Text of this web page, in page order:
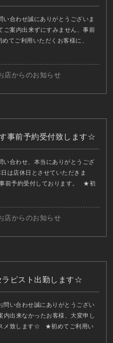
合わせ誠にありがとうございま
案内出来ずにすみません、事前
ご利用いただくお客様に、
店からのお知らせ
事前予約受付致します☆
い合わせ、本当にありがとうござ
は店休日とさせていただきま
前予約受付しております。 ★初
店からのお知らせ
ピスト出勤します☆
問い合わせ誠にありがとうござい
出来なかったお客様、大変申し
メ致します☆ ★初めてご利用い